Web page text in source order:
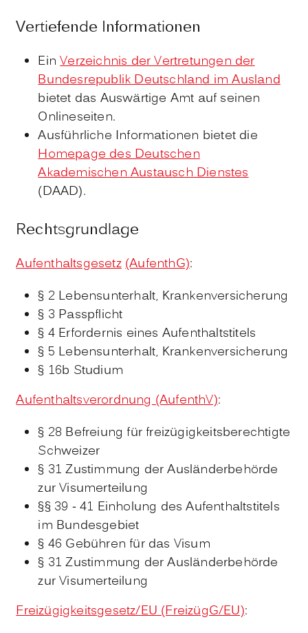
Vertiefende Informationen
EinVerzeichnis der Vertretungen der
Bundesrepublik Deutschland im Ausland
bietet das Auswärtige Amt auf seinen
Onlineseiten.
Ausführliche Informationen bietet die
Homepage des Deutschen
Akademischen Austausch Dienstes
(DAAD).
Rechtsgrundlage
Aufenthaltsgesetz(AufenthG):
§ 2 Lebensunterhalt, Krankenversicherung
§ 3 Passpflicht
§ 4 Erfordernis eines Aufenthaltstitels
§ 5 Lebensunterhalt, Krankenversicherung
§ 16b Studium
Aufenthaltsverordnung (AufenthV):
§ 28 Befreiung für freizügigkeitsberechtigte
Schweizer
§ 31 Zustimmung der Ausländerbehörde
zur Visumerteilung
§§ 39 - 41 Einholung des Aufenthaltstitels
im Bundesgebiet
§ 46 Gebühren für das Visum
§ 31 Zustimmung der Ausländerbehörde
zur Visumerteilung
Freizügigkeitsgesetz/EU (FreizügG/EU):